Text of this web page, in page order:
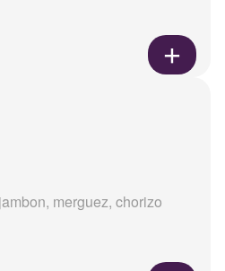
merguez, chorizo